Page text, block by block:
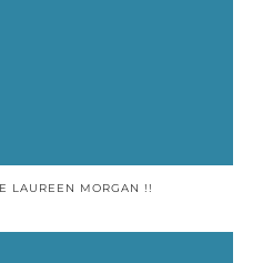
LAUREEN MORGAN !!